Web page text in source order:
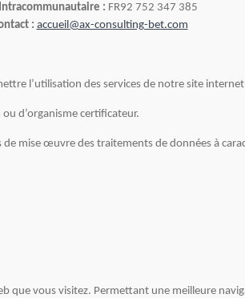
: FR92 752 347 385
: accueil@ax-consulting-bet.com
l’utilisation des services de notre site
d’organisme certificateur.
mise œuvre des traitements de données à
que vous visitez. Permettant une meilleure